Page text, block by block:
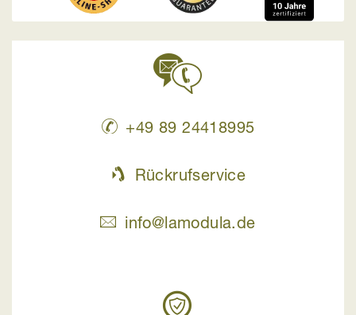
+49 89 24418995
Rückrufservice
info@lamodula.de